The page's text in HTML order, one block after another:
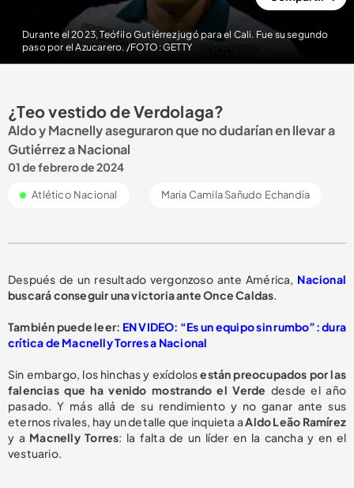
Durante el 2023, Teófilo Gutiérrez jugó para el Cali. Fue su segundo
paso por el Azucarero. /FOTO: GETTY
¿Teo vestido de Verdolaga?
Aldo y Macnelly aseguraron que no dudarían en llevar a
Gutiérrez a Nacional
01 de febrero de 2024
Atlético Nacional Maria Camila Sañudo Echandía
Después de un resultado vergonzoso ante América, Nacional
buscará conseguir una victoria ante Once Caldas.
También puede leer: EN VIDEO: “Es un equipo sin rumbo”: dura
crítica de Macnelly Torres a Nacional
Sin embargo, los hinchas y exídolosestán preocupados por las
falencias que ha venido mostrando el Verde desde el año
pasado. Y más allá de su rendimiento y no ganar ante sus
eternos rivales, hay un detalle que inquieta aAldo Leão Ramírez
y a Macnelly Torres: la falta de un líder en la cancha y en el
vestuario.